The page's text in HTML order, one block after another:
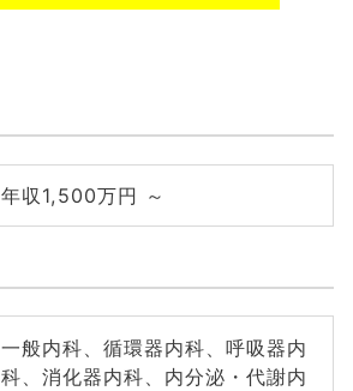
年収1,500万円 ～
一般内科、循環器内科、呼吸器内
科、消化器内科、内分泌・代謝内